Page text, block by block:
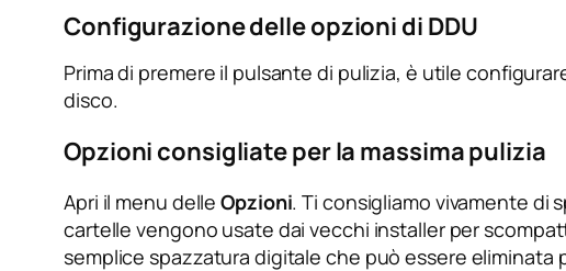
Configurazione delle opzioni di DDU
Prima di premere il pulsante di pulizia, è utile
disco.
Opzioni consigliate per la massima pulizia
Apri il menu delleOpzioni. Ti consigliamo vivamente di
cartelle vengono usate dai vecchi installer per
semplice spazzatura digitale che può essere eliminata